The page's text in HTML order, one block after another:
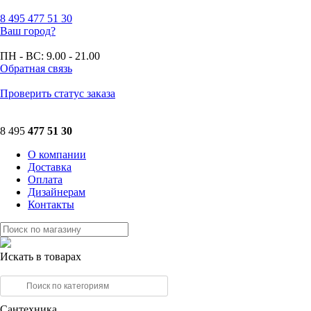
8 495 477 51 30
Ваш город?
ПН - ВС: 9.00 - 21.00
Обратная связь
Проверить статус заказа
8 495 477 51 30
О компании
Доставка
Оплата
Дизайнерам
Контакты
Искать в товарах